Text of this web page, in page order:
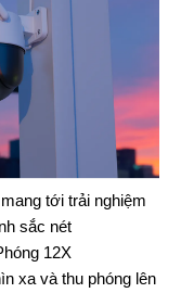
tới trải nghiệm
sắc nét
12X
xa và thu phóng lên